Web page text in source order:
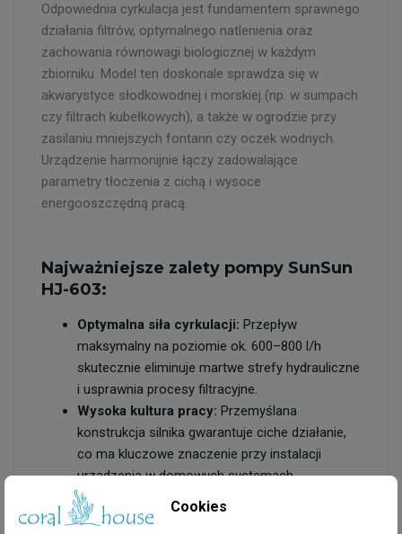
Odpowiednia cyrkulacja jest fundamentem sprawnego
działania filtrów, optymalnego natlenienia oraz
zachowania równowagi biologicznej w każdym
zbiorniku. Model ten doskonale sprawdza się w
akwarystyce słodkowodnej i morskiej (np. w sumpach
czy filtrach kubełkowych), a także w ogrodzie przy
zasilaniu mniejszych fontann czy oczek wodnych.
Urządzenie harmonijnie łączy zadowalające
parametry tłoczenia z cichą i wysoce
energooszczędną pracą.
Najważniejsze zalety pompy SunSun
HJ-603:
Optymalna siła cyrkulacji: Przepływ
maksymalny na poziomie ok. 600–800 l/h
skutecznie eliminuje martwe strefy hydrauliczne
i usprawnia procesy filtracyjne.
Wysoka kultura pracy: Przemyślana
konstrukcja silnika gwarantuje ciche działanie,
co ma kluczowe znaczenie przy instalacji
urządzenia w domowych systemach
akwariowych.
Energooszczędność i trwałość:
Cookies